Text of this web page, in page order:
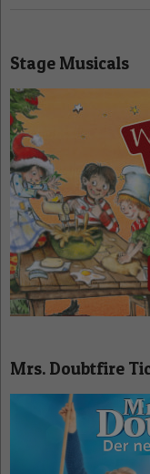
Stage Musicals
Mrs. Doubtfire